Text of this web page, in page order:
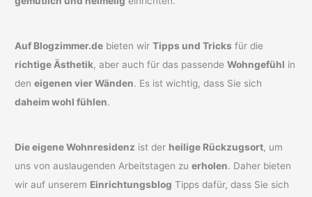
Auf Blogzimmer.de bieten wirTipps und Tricks für die
richtige Ästhetik, aber auch für das passendeWohngefühl in
deneigenen vier Wänden. Es ist wichtig, dass Sie sich
daheim wohl fühlen.
Die eigene Wohnresidenz ist der heilige Rückzugsort, um
uns von auslaugenden Arbeitstagen zuerholen. Daher bieten
wir auf unserem Einrichtungsblog Tipps dafür, dass Sie sich